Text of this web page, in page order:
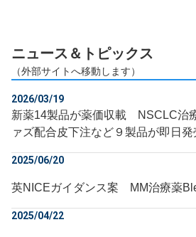
ニュース＆トピックス
（外部サイトへ移動します）
2026/03/19
新薬14製品が薬価収載 NSCLC治
ァズ配合皮下注など９製品が即日発
2025/06/20
英NICEガイダンス案 MM治療薬
2025/04/22